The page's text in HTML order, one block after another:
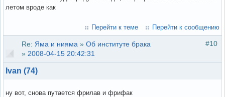
летом вроде как
Перейти к теме Перейти к сообщению
#10
Re: Яма и нияма » Об институте брака
» 2008-04-15 20:42:31
Ivan (74)
ну вот, снова путается фрилав и фрифак